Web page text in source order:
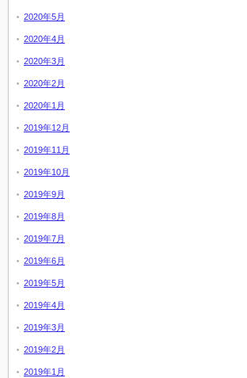
2020年5月
2020年4月
2020年3月
2020年2月
2020年1月
2019年12月
2019年11月
2019年10月
2019年9月
2019年8月
2019年7月
2019年6月
2019年5月
2019年4月
2019年3月
2019年2月
2019年1月